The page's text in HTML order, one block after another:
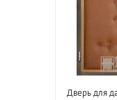
Дверь для